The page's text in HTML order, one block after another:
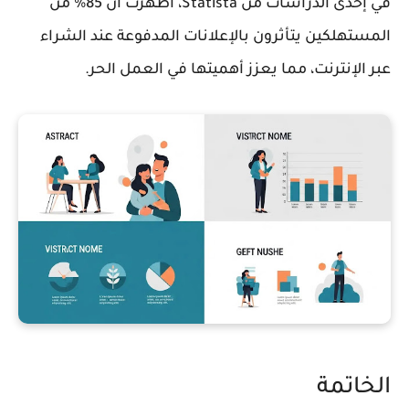
في إحدى الدراسات من Statista، أظهرت أن 85% من
المستهلكين يتأثرون بالإعلانات المدفوعة عند الشراء
عبر الإنترنت، مما يعزز أهميتها في العمل الحر.
الخاتمة